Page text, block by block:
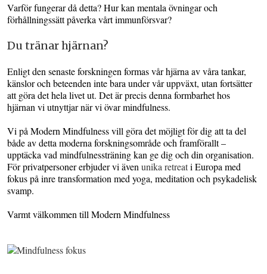
Varför fungerar då detta? Hur kan mentala övningar och
förhållningssätt påverka vårt immunförsvar?
Du tränar hjärnan?
Enligt den senaste forskningen formas vår hjärna av våra tankar,
känslor och beteenden inte bara under vår uppväxt, utan fortsätter
att göra det hela livet ut. Det är precis denna formbarhet hos
hjärnan vi utnyttjar när vi övar mindfulness.
Vi på Modern Mindfulness vill göra det möjligt för dig att ta del
både av detta moderna forskningsområde och framförallt –
upptäcka vad mindfulnessträning kan ge dig och din organisation.
För privatpersoner erbjuder vi även unika retreati Europa med
fokus på inre transformation med yoga, meditation och psykadelisk
svamp.
Varmt välkommen till Modern Mindfulness